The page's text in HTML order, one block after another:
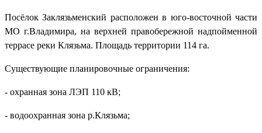
Посёлок Заклязьменский расположен в юго-восточной части
МО г.Владимира, на верхней правобережной надпойменной
террасе реки Клязьма. Площадь территории 114 га.
Существующие планировочные ограничения:
- охранная зона ЛЭП 110 кВ;
- водоохранная зона р.Клязьма;